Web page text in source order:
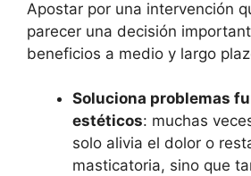
Apostar por una intervención
parecer una decisión
beneficios a medio y largo
Soluciona problemas
estéticos: muchas
solo alivia el dolor o
masticatoria, sino que